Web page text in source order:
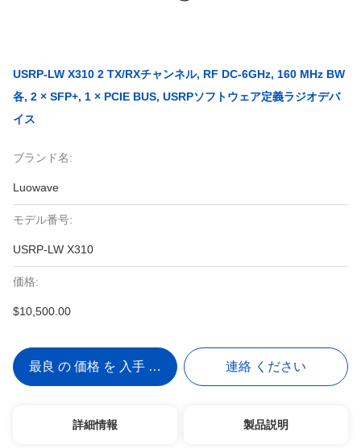
USRP-LW X310 2 TX/RXチャンネル, RF DC-6GHz, 160 MHz BW
各, 2 × SFP+, 1 × PCIE BUS, USRPソフトウェア定義ラジオデバ
イス
ブランド名:
Luowave
モデル番号:
USRP-LW X310
価格:
$10,500.00
最良 の 価格 を 入手 する 連絡 ください
詳細情報 製品説明